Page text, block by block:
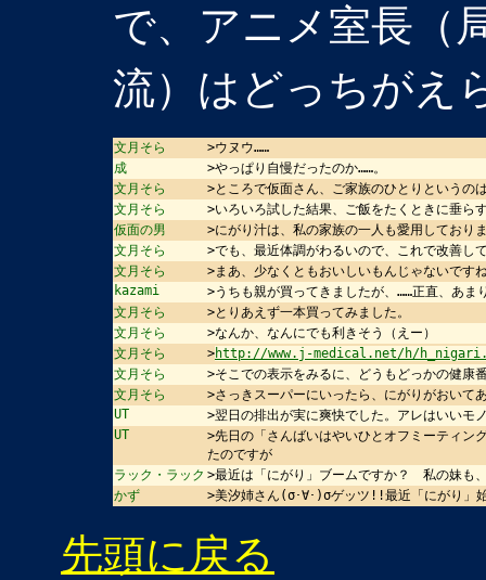
で、アニメ室長（
流）はどっちがえ
文月そら
>ウヌウ……
成
>やっぱり自慢だったのか……。
文月そら
>ところで仮面さん、ご家族のひとりというの
文月そら
>いろいろ試した結果、ご飯をたくときに垂ら
仮面の男
>にがり汁は、私の家族の一人も愛用しており
文月そら
>でも、最近体調がわるいので、これで改善し
文月そら
>まあ、少なくともおいしいもんじゃないです
kazami
>うちも親が買ってきましたが、……正直、あま
文月そら
>とりあえず一本買ってみました。
文月そら
>なんか、なんにでも利きそう（えー）
文月そら
>http://www.j-medical.net/h/
文月そら
>そこでの表示をみるに、どうもどっかの健康
文月そら
>さっきスーパーにいったら、にがりがおいて
UT
>翌日の排出が実に爽快でした。アレはいいモ
UT
>先日の「さんばいはやいひとオフミーティン
たのですが
ラック・ラック >最近は「にがり」ブームですか？ 私の妹も
かず
>美汐姉さん(σ･∀･)σゲッツ!!最近「にがり」
先頭に戻る